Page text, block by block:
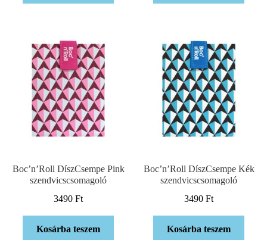
Boc’n’Roll DíszCsempe Pink
szendvicscsomagoló
3490 Ft
Kosárba teszem
Boc’n’Roll DíszCsempe Kék
szendvicscsomagoló
3490 Ft
Kosárba teszem